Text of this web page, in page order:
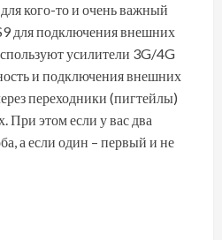
кого-то и очень важный
для подключения внешних
усилители 3G/4G
и подключения внешних
переходники (пигтейлы)
При этом если у вас два
а если один – первый и не